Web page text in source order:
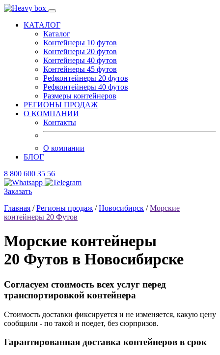
КАТАЛОГ
Каталог
Контейнеры 10 футов
Контейнеры 20 футов
Контейнеры 40 футов
Контейнеры 45 футов
Рефконтейнеры 20 футов
Рефконтейнеры 40 футов
Размеры контейнеров
РЕГИОНЫ ПРОДАЖ
О КОМПАНИИ
Контакты
О компании
БЛОГ
8 800 600 35 56
Заказать
Главная /Регионы продаж /Новосибирск /Морские
контейнеры 20 Футов
Морские контейнеры
20 Футов в Новосибирске
Согласуем стоимость всех услуг перед
транспортировкой контейнера
Стоимость доставки фиксируется и не изменяется, какую цену
сообщили - по такой и поедет, без сюрпризов.
Гарантированная доставка контейнеров в срок